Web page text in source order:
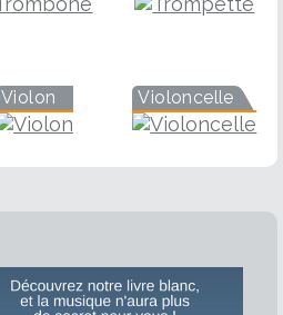
Violon Violoncelle